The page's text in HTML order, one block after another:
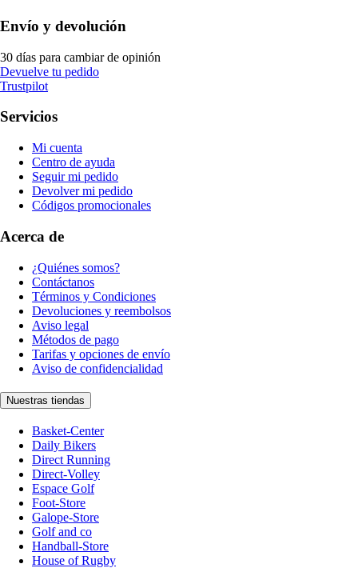
Envío y devolución
30 días para cambiar de opinión
Devuelve tu pedido
Trustpilot
Servicios
Mi cuenta
Centro de ayuda
Seguir mi pedido
Devolver mi pedido
Códigos promocionales
Acerca de
¿Quiénes somos?
Contáctanos
Términos y Condiciones
Devoluciones y reembolsos
Aviso legal
Métodos de pago
Tarifas y opciones de envío
Aviso de confidencialidad
Nuestras tiendas
Basket-Center
Daily Bikers
Direct Running
Direct-Volley
Espace Golf
Foot-Store
Galope-Store
Golf and co
Handball-Store
House of Rugby